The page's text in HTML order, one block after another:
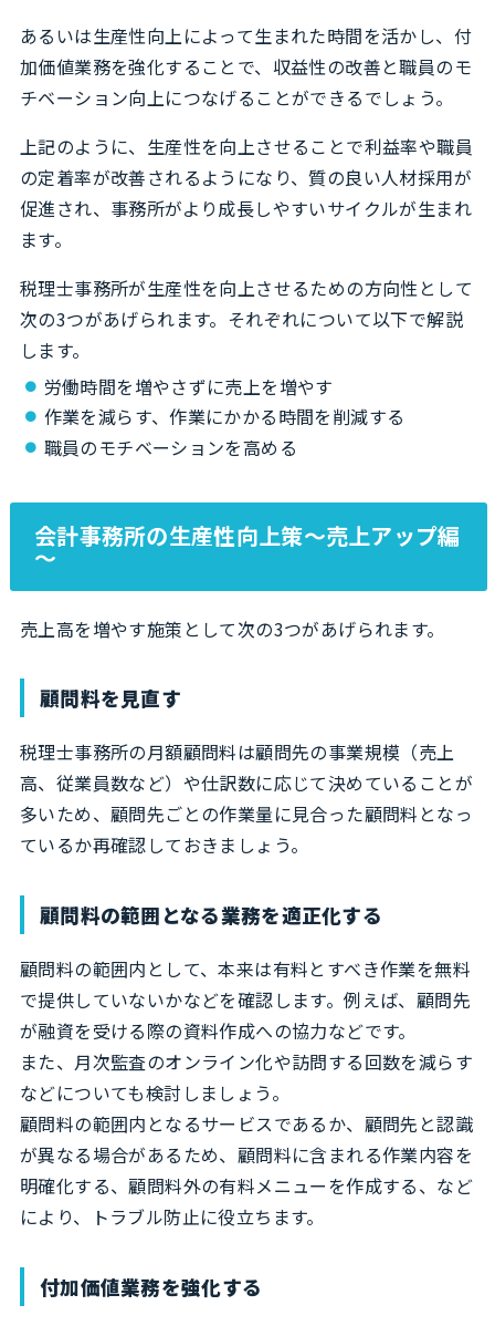
あるいは生産性向上によって生まれた時間を活かし、付
加価値業務を強化することで、収益性の改善と職員のモ
チベーション向上につなげることができるでしょう。
上記のように、生産性を向上させることで利益率や職員
の定着率が改善されるようになり、質の良い人材採用が
促進され、事務所がより成長しやすいサイクルが生まれ
ます。
税理士事務所が生産性を向上させるための方向性として
次の3つがあげられます。それぞれについて以下で解説
します。
労働時間を増やさずに売上を増やす
作業を減らす、作業にかかる時間を削減する
職員のモチベーションを高める
会計事務所の生産性向上策～売上アップ編
～
売上高を増やす施策として次の3つがあげられます。
顧問料を見直す
税理士事務所の月額顧問料は顧問先の事業規模（売上
高、従業員数など）や仕訳数に応じて決めていることが
多いため、顧問先ごとの作業量に見合った顧問料となっ
ているか再確認しておきましょう。
顧問料の範囲となる業務を適正化する
顧問料の範囲内として、本来は有料とすべき作業を無料
で提供していないかなどを確認します。例えば、顧問先
が融資を受ける際の資料作成への協力などです。
また、月次監査のオンライン化や訪問する回数を減らす
などについても検討しましょう。
顧問料の範囲内となるサービスであるか、顧問先と認識
が異なる場合があるため、顧問料に含まれる作業内容を
明確化する、顧問料外の有料メニューを作成する、など
により、トラブル防止に役立ちます。
付加価値業務を強化する